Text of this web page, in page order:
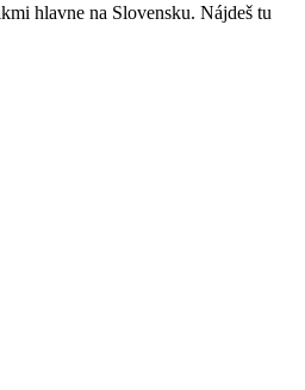
hlavne na Slovensku. Nájdeš tu